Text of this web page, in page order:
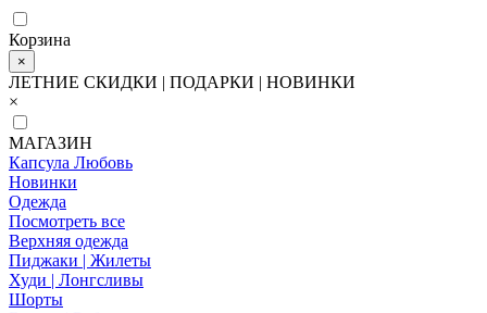
Корзина
×
ЛЕТНИЕ СКИДКИ | ПОДАРКИ | НОВИНКИ
×
МАГАЗИН
Капсула Любовь
Новинки
Одежда
Посмотреть все
Верхняя одежда
Пиджаки | Жилеты
Худи | Лонгсливы
Шорты